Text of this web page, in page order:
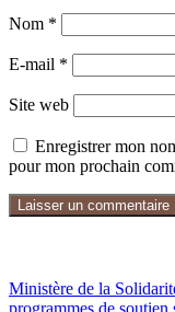
Nom *
E-mail *
Site web
Enregistrer mon
pour mon prochain
Ministère de la
programmes de soutien